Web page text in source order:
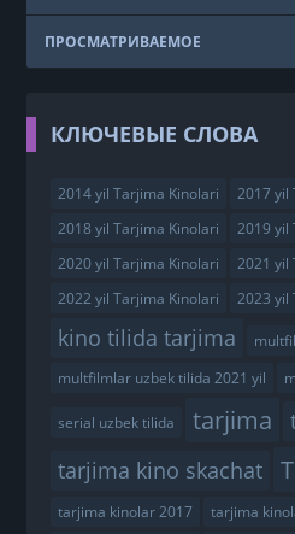
ПРОСМАТРИВАЕМОЕ
КЛЮЧЕВЫЕ СЛОВА
2014 yil Tarjima Kinolari
2017 yil
2018 yil Tarjima Kinolari
2019 yil
2020 yil Tarjima Kinolari
2021 yil
2022 yil Tarjima Kinolari
2023 yil
kino tilida tarjima
multfilmlar uzbek tilida 2021 yil
serial uzbek tilida tarjima
tarjima kino skachat
tarjima kinolar 2017
tarjima